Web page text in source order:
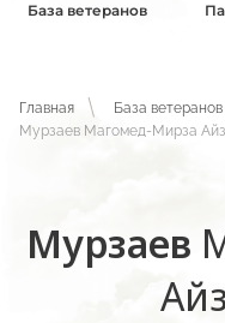
База ветеранов
Главная
База ветеранов
Мурзаев Магомед-Мирза
Мурзаев